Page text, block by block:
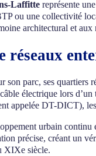
Laffitte représente
ou une collectivité
architectural et
réseaux
parc, ses quartiers
électrique lors
appelée DT-DICT),
urbain continu
précise, créant un
XIXe siècle.